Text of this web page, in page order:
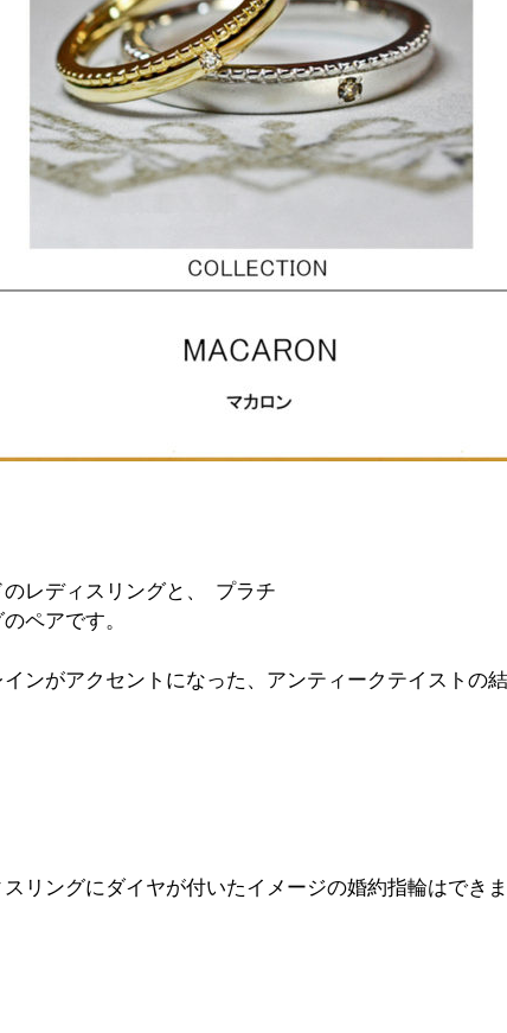
レディスリングと、 プラチ
ペアです。
ンがアクセントになった、アンティークテイストの結
リングにダイヤが付いたイメージの婚約指輪はでき